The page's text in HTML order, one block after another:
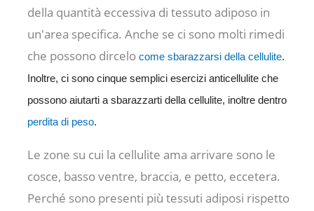
della quantità eccessiva di tessuto adiposo in
un'area specifica. Anche se ci sono molti rimedi
che possono dircelocome sbarazzarsi della cellulite.
Inoltre, ci sono cinque semplici esercizi anticellulite che
possono aiutarti a sbarazzarti della cellulite, inoltre dentro
perdita di peso.
Le zone su cui la cellulite ama arrivare sono le
cosce, basso ventre, braccia, e petto, eccetera.
Perché sono presenti più tessuti adiposi rispetto